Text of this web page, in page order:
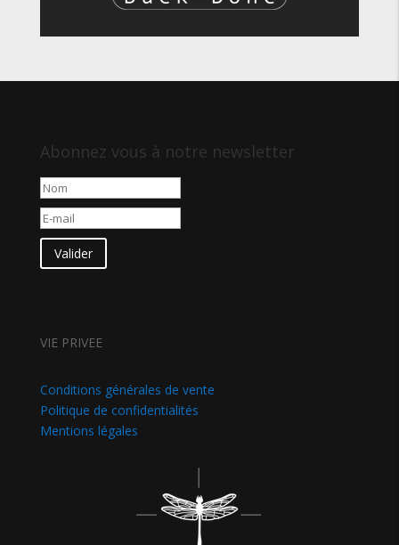
Abonnez vous à notre newsletter
Valider
VIE PRIVEE
Conditions générales de vente
Politique de confidentialités
Mentions légales